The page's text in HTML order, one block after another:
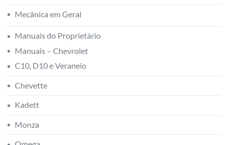
Mecânica em Geral
Manuais do Proprietário
Manuais – Chevrolet
C10, D10 e Veraneio
Chevette
Kadett
Monza